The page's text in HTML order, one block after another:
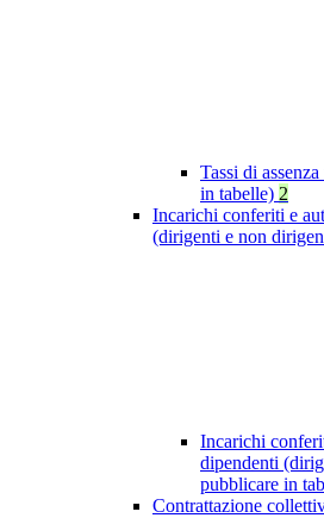
Tassi di
in tabelle) 2
Incarichi conferiti e
(dirigenti e non
Incarichi
dipendenti
pubblicare in
Contrattazione